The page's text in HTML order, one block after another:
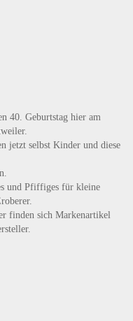
40. Geburtstag hier am
jetzt selbst Kinder und diese
und Pfiffigesfür kleine
finden sich Markenartikel